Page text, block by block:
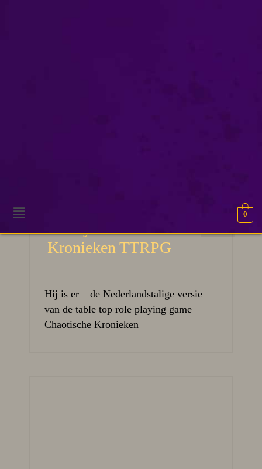
0
Dizary Chaotische
Kronieken TTRPG
Hij is er – de Nederlandstalige versie
van de table top role playing game –
Chaotische Kronieken